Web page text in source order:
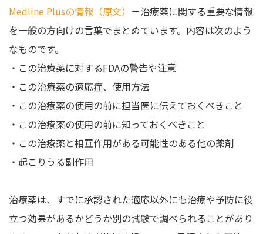
Medline Plusの情報（原文） －治療薬に関する重要な情報
を一般の方向けの言葉でまとめています。内容は次のよう
なものです。
・この治療薬に対するFDAの警告や注意
・この治療薬の適応症、使用方法
・この治療薬の使用の前に担当医に伝えておくべきこと
・この治療薬の使用の前に知っておくべきこと
・この治療薬と相互作用がある可能性のある他の薬剤
・起こりうる副作用
治療薬は、すでに承認された適応以外にも治療や予防に役
立つ効果があるかどうか別の試験で調べられることがあり